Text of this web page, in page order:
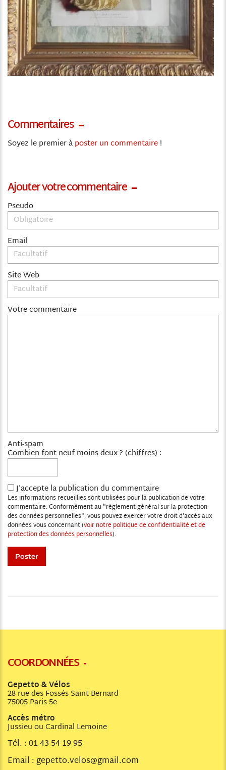
Commentaires
Soyez le premier àposter un commentaire!
Ajouter votre commentaire
Pseudo
Email
Site Web
Votre commentaire
Anti-spam
Combien font neuf moins deux ? (chiffres) :
J'accepte la publication du commentaire
Les informations recueillies sont utilisées pour la publication de votre
commentaire. Conformément au "règlement général sur la protection
des données personnelles", vous pouvez exercer votre droit d'accès aux
données vous concernant (voir notre politique de confidentialité et de
protection des données personnelles).
COORDONNÉES
Gepetto & Vélos
28 rue des Fossés Saint-Bernard
75005 Paris 5e
Accès métro
Jussieu ou Cardinal Lemoine
Tél. :01 43 54 19 95
Email :gepetto.velos@gmail.com